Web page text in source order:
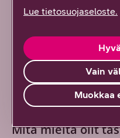
Olemme uuden työn
haluaa tehdä siitä
asiakkaillemme
ylittävää palvelua.
Mitä mieltä olit
Lue tietosuojaseloste.
Vain
Muokkaa